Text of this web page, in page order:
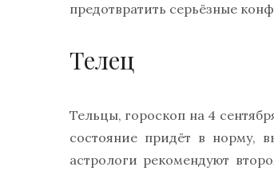
предотвратить серьёзные
Телец
Тельцы, гороскоп на 4
состояние придёт в норму,
астрологи рекомендуют